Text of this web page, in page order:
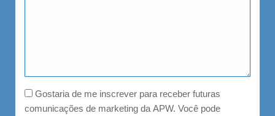
Consent
Gostaria de me inscrever para receber futuras
comunicações de marketing da APW. Você pode